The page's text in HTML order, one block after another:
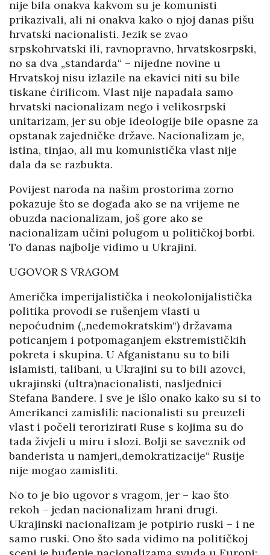
nije bila onakva kakvom su je komunisti
prikazivali, ali ni onakva kako o njoj danas pišu
hrvatski nacionalisti. Jezik se zvao
srpskohrvatski ili, ravnopravno, hrvatskosrpski,
no sa dva „standarda“ – nijedne novine u
Hrvatskoj nisu izlazile na ekavici niti su bile
tiskane ćirilicom. Vlast nije napadala samo
hrvatski nacionalizam nego i velikosrpski
unitarizam, jer su obje ideologije bile opasne za
opstanak zajedničke države. Nacionalizam je,
istina, tinjao, ali mu komunistička vlast nije
dala da se razbukta.
Povijest naroda na našim prostorima zorno
pokazuje što se događa ako se na vrijeme ne
obuzda nacionalizam, još gore ako se
nacionalizam učini polugom u političkoj borbi.
To danas najbolje vidimo u Ukrajini.
UGOVOR S VRAGOM
Američka imperijalistička i neokolonijalistička
politika provodi se rušenjem vlasti u
nepoćudnim („nedemokratskim“) državama
poticanjem i potpomaganjem ekstremističkih
pokreta i skupina. U Afganistanu su to bili
islamisti, talibani, u Ukrajini su to bili azovci,
ukrajinski (ultra)nacionalisti, nasljednici
Stefana Bandere. I sve je išlo onako kako su si to
Amerikanci zamislili: nacionalisti su preuzeli
vlast i počeli terorizirati Ruse s kojima su do
tada živjeli u miru i slozi. Bolji se saveznik od
banderista u namjeri„demokratizacije“ Rusije
nije mogao zamisliti.
No to je bio ugovor s vragom, jer – kao što
rekoh – jedan nacionalizam hrani drugi.
Ukrajinski nacionalizam je potpirio ruski – i ne
samo ruski. Ono što sada vidimo na političkoj